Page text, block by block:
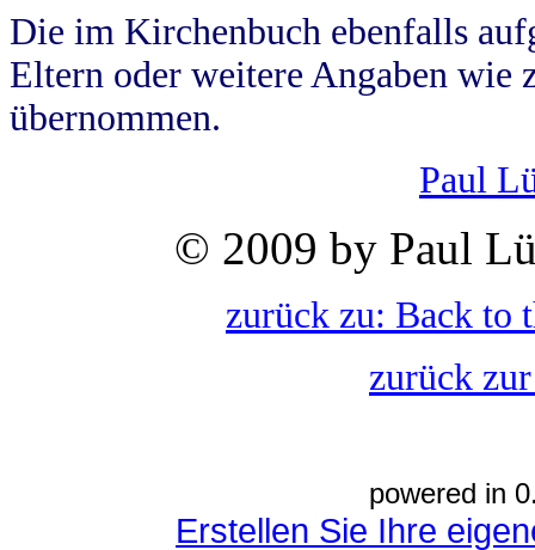
Die im Kirchenbuch ebenfalls
Eltern oder weitere Angaben wie
übernommen.
Paul
© 2009 by Paul
zurück zu: Back to
zurück
powered in
Erstellen Sie Ihre